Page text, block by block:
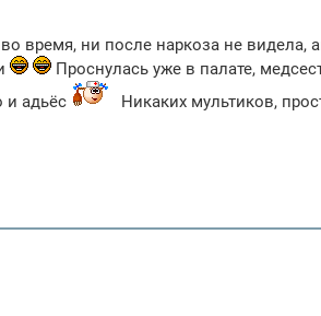
время, ни после наркоза не видела,
Проснулась уже в палате,
и адьёс
Никаких мультиков,